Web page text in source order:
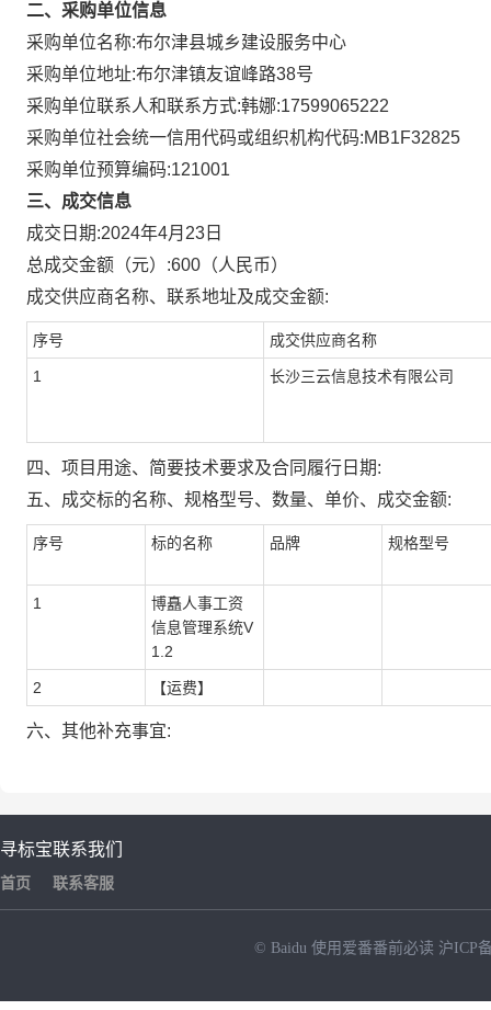
二、采购单位信息
采购单位名称:布尔津县城乡建设服务中心
采购单位地址:布尔津镇友谊峰路38号
采购单位联系人和联系方式:韩娜:17599065222
采购单位社会统一信用代码或组织机构代码:MB1F32825
采购单位预算编码:121001
三、成交信息
成交日期:2024年4月23日
总成交金额（元）:600 （人民币）
成交供应商名称、联系地址及成交金额:
序号 成交供应商名称
1 长沙三云信息技术有限公司
四、项目用途、简要技术要求及合同履行日期:
五、成交标的名称、规格型号、数量、单价、成交金额:
序号 标的名称 品牌 规格型号
1
博矗人事工资
信息管理系统V
1.2
2 【运费】
六、其他补充事宜:
寻标宝
首页
联系我们
联系客服
© Baidu 使用爱番番前必读 沪ICP